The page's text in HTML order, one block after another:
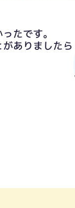
たです。
ありましたら